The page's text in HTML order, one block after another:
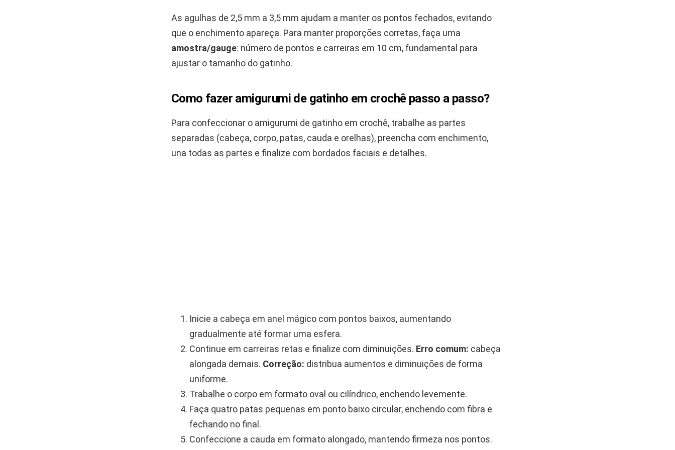
As agulhas de 2,5 mm a 3,5 mm ajudam a manter os pontos fechados, evitando
que o enchimento apareça. Para manter proporções corretas, faça uma
amostra/gauge: número de pontos e carreiras em 10 cm, fundamental para
ajustar o tamanho do gatinho.
Como fazer amigurumi de gatinho em crochê passo a passo?
Para confeccionar o amigurumi de gatinho em crochê, trabalhe as partes
separadas (cabeça, corpo, patas, cauda e orelhas), preencha com enchimento,
una todas as partes e finalize com bordados faciais e detalhes.
Inicie a cabeça em anel mágico com pontos baixos, aumentando
gradualmente até formar uma esfera.
Continue em carreiras retas e finalize com diminuições. Erro comum: cabeça
alongada demais. Correção: distribua aumentos e diminuições de forma
uniforme.
Trabalhe o corpo em formato oval ou cilíndrico, enchendo levemente.
Faça quatro patas pequenas em ponto baixo circular, enchendo com fibra e
fechando no final.
Confeccione a cauda em formato alongado, mantendo firmeza nos pontos.